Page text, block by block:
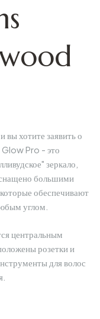
вы хотите заявить о
Pro - это
зеркало,
большими
обеспечивают
углом.
центральным
розетки и
для волос